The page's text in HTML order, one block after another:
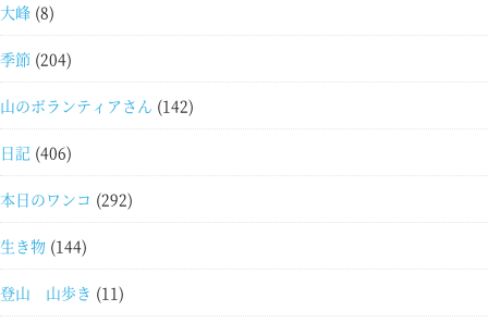
大峰 (8)
季節 (204)
山のボランティアさん (142)
日記 (406)
本日のワンコ (292)
生き物 (144)
登山 山歩き (11)